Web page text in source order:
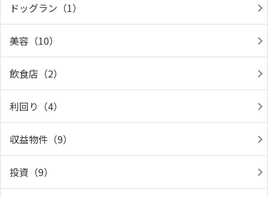
ドッグラン（1）
美容（10）
飲食店（2）
利回り（4）
収益物件（9）
投資（9）